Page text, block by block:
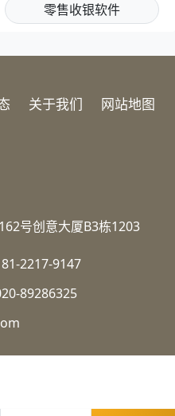
零售收银软件
关于我们 网站地图
号创意大厦B3栋1203
2217-9147
89286325